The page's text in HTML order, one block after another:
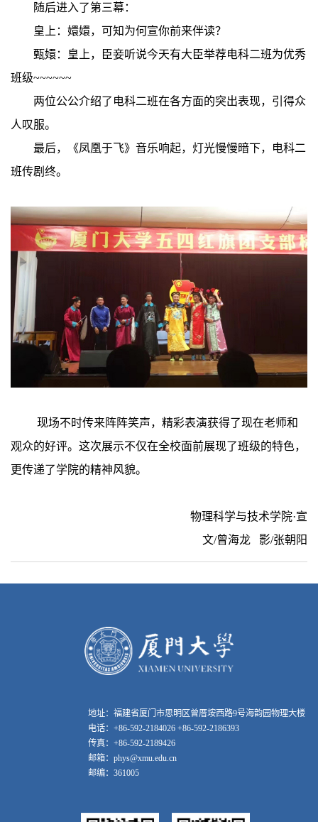
随后进入了第三幕：
皇上：嬛嬛，可知为何宣你前来伴读？
甄嬛：皇上，臣妾听说今天有大臣举荐电科二班为优秀
班级~~~~~~
两位公公介绍了电科二班在各方面的突出表现，引得众
人叹服。
最后，《凤凰于飞》音乐响起，灯光慢慢暗下，电科二
班传剧终。
现场不时传来阵阵笑声，精彩表演获得了现在老师和
观众的好评。这次展示不仅在全校面前展现了班级的特色，
更传递了学院的精神风貌。
物理科学与技术学院·宣
文/曾海龙 影/张朝阳
地址：福建省厦门市思明区曾厝垵西路9号海韵园物理大楼
电话：+86-592-2184026 +86-592-2186393
传真：+86-592-2189426
邮箱：phys@xmu.edu.cn
邮编：361005